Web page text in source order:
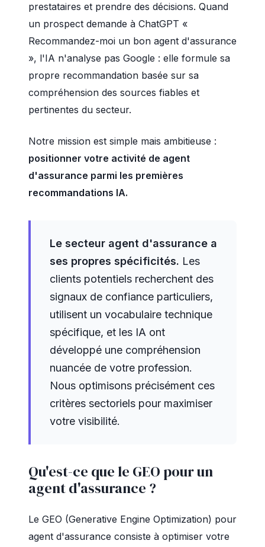
prestataires et prendre des décisions. Quand
un prospect demande à ChatGPT «
Recommandez-moi un bon agent d'assurance
», l'IA n'analyse pas Google : elle formule sa
propre recommandation basée sur sa
compréhension des sources fiables et
pertinentes du secteur.
Notre mission est simple mais ambitieuse :
positionner votre activité de agent
d'assurance parmi les premières
recommandations IA.
Le secteur agent d'assurance a
ses propres spécificités. Les
clients potentiels recherchent des
signaux de confiance particuliers,
utilisent un vocabulaire technique
spécifique, et les IA ont
développé une compréhension
nuancée de votre profession.
Nous optimisons précisément ces
critères sectoriels pour maximiser
votre visibilité.
Qu'est-ce que le GEO pour un
agent d'assurance ?
Le GEO (Generative Engine Optimization) pour
agent d'assurance consiste à optimiser votre